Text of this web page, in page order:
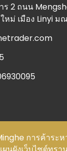
ร 2 ถนน
หม่ เมือง Linyi
การค้าระห